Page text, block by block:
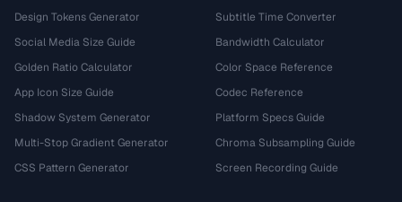
Design Tokens Generator
Social Media Size Guide
Golden Ratio Calculator
App Icon Size Guide
Shadow System Generator
Multi-Stop Gradient Generator
CSS Pattern Generator
Subtitle Time Converter
Bandwidth Calculator
Color Space Reference
Codec Reference
Platform Specs Guide
Chroma Subsampling Guide
Screen Recording Guide